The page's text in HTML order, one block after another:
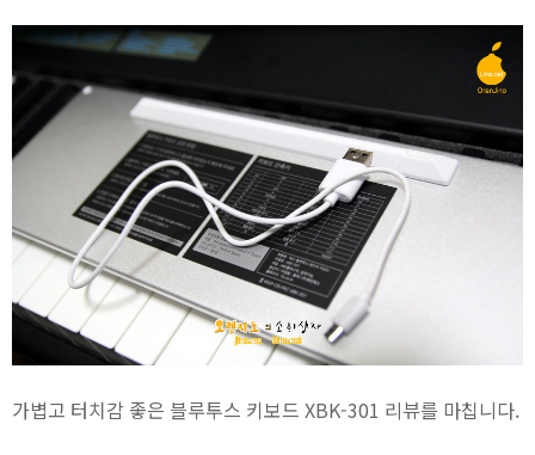
가볍고 터치감 좋은 블루투스 키보드 XBK-301 리뷰를 마칩니다.